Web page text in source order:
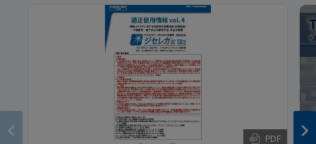
PDF